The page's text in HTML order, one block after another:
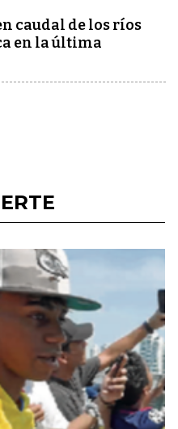
caudal de los ríos
en la última